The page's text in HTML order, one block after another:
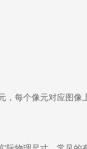
每个像元对应图像